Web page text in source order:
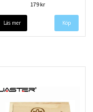
179 kr
Läs mer Köp